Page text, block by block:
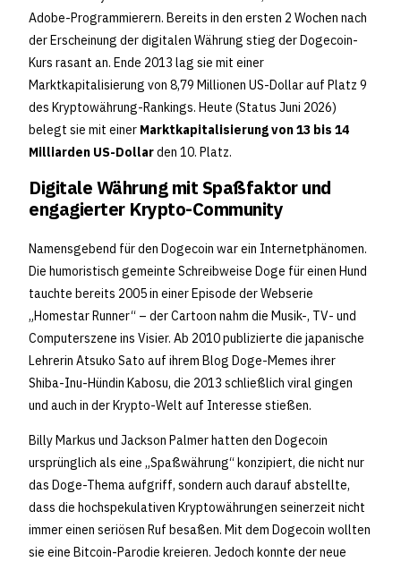
Adobe-Programmierern. Bereits in den ersten 2 Wochen nach
der Erscheinung der digitalen Währung stieg der Dogecoin-
Kurs rasant an. Ende 2013 lag sie mit einer
Marktkapitalisierung von 8,79 Millionen US-Dollar auf Platz 9
des Kryptowährung-Rankings. Heute (Status Juni 2026)
belegt sie mit einer Marktkapitalisierung von 13 bis 14
Milliarden US-Dollarden 10. Platz.
Digitale Währung mit Spaßfaktor und
engagierter Krypto-Community
Namensgebend für den Dogecoin war ein Internetphänomen.
Die humoristisch gemeinte Schreibweise Doge für einen Hund
tauchte bereits 2005 in einer Episode der Webserie
„Homestar Runner“ – der Cartoon nahm die Musik-, TV- und
Computerszene ins Visier. Ab 2010 publizierte die japanische
Lehrerin Atsuko Sato auf ihrem Blog Doge-Memes ihrer
Shiba-Inu-Hündin Kabosu, die 2013 schließlich viral gingen
und auch in der Krypto-Welt auf Interesse stießen.
Billy Markus und Jackson Palmer hatten den Dogecoin
ursprünglich als eine „Spaßwährung“ konzipiert, die nicht nur
das Doge-Thema aufgriff, sondern auch darauf abstellte,
dass die hochspekulativen Kryptowährungen seinerzeit nicht
immer einen seriösen Ruf besaßen. Mit dem Dogecoin wollten
sie eine Bitcoin-Parodie kreieren. Jedoch konnte der neue